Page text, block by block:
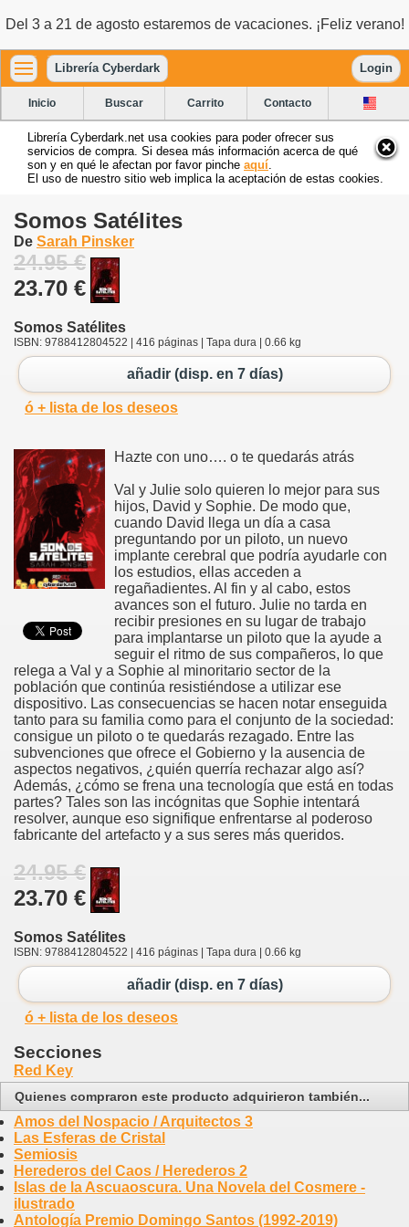
Del 3 a 21 de agosto estaremos de vacaciones. ¡Feliz verano!
Librería Cyberdark Login
Inicio Buscar Carrito Contacto
Librería Cyberdark.net usa cookies para poder ofrecer sus
servicios de compra. Si desea más información acerca de qué
son y en qué le afectan por favor pinche aquí
El uso de nuestro sitio web implica la aceptación de estas cookies.
Somos Satélites
De Sarah Pinsker
24.95 €
23.70 €
Somos Satélites
ISBN: 9788412804522 | 416 páginas | Tapa dura | 0.66 kg
añadir (disp. en 7 días)
ó + lista de los deseos
Hazte con uno…. o te quedarás atrás
Val y Julie solo quieren lo mejor para sus
hijos, David y Sophie. De modo que,
cuando David llega un día a casa
preguntando por un piloto, un nuevo
implante cerebral que podría ayudarle con
los estudios, ellas acceden a
regañadientes. Al fin y al cabo, estos
avances son el futuro. Julie no tarda en
recibir presiones en su lugar de trabajo
para implantarse un piloto que la ayude a
seguir el ritmo de sus compañeros, lo que
relega a Val y a Sophie al minoritario sector de la
población que continúa resistiéndose a utilizar ese
dispositivo. Las consecuencias se hacen notar enseguida
tanto para su familia como para el conjunto de la sociedad:
consigue un piloto o te quedarás rezagado. Entre las
subvenciones que ofrece el Gobierno y la ausencia de
aspectos negativos, ¿quién querría rechazar algo así?
Además, ¿cómo se frena una tecnología que está en todas
partes? Tales son las incógnitas que Sophie intentará
resolver, aunque eso signifique enfrentarse al poderoso
fabricante del artefacto y a sus seres más queridos.
24.95 €
23.70 €
Somos Satélites
ISBN: 9788412804522 | 416 páginas | Tapa dura | 0.66 kg
añadir (disp. en 7 días)
ó + lista de los deseos
Secciones
Red Key
Quienes compraron este producto adquirieron también...
Amos del Nospacio / Arquitectos 3
Las Esferas de Cristal
Semiosis
Herederos del Caos / Herederos 2
Islas de la Ascuaoscura. Una Novela del Cosmere -
ilustrado
Antología Premio Domingo Santos (1992-2019)